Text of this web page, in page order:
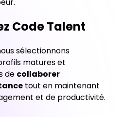
Code Talent
sélectionnons
matures et
de collaborer
tout en maintenant
et de productivité.